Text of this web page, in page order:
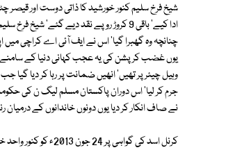
ادا کیے' باقی 9 کروڑ روپے نقد دیے گئے'
چنانچہ وہ گھبرا گیا' اس نے ایف آئی اے کراچی
یوں غضب کرپشن کی یہ عجب کہانی دنیا کے سامنے آ
وہیل چیئر پر تھیں' انھیں ضمانت پر رہا کر دیا
جرم کر لیا' اس دوران پاکستان مسلم لیگ ن کی
نے صاف انکار کر دیا یوں دونوں خاندانوں کے
کرنل اسد کی